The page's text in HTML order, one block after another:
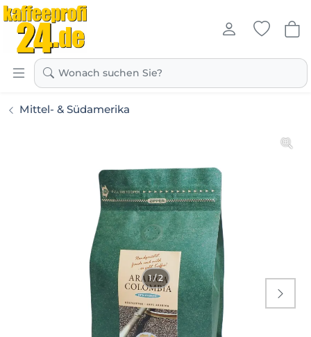
Kaffeeprofi24.de
Wonach suchen Sie?
Mittel- & Südamerika
